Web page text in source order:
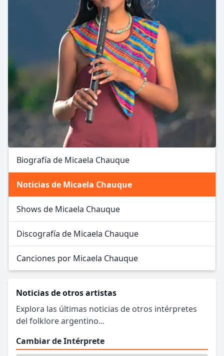
Biografía de Micaela Chauque
Noticias de Micaela Chauque
Shows de Micaela Chauque
Discografía de Micaela Chauque
Canciones por Micaela Chauque
Noticias de otros artistas
Explora las últimas noticias de otros intérpretes
del folklore argentino...
Cambiar de Intérprete